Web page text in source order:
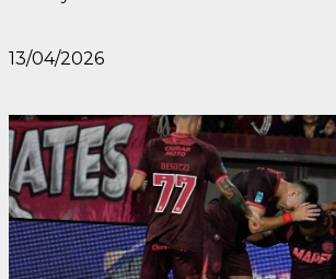
13/04/2026